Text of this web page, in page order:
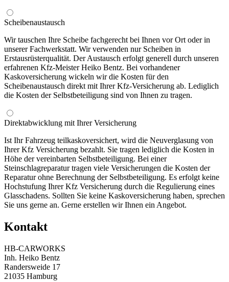
Scheibenaustausch
Wir tauschen Ihre Scheibe fachgerecht bei Ihnen vor Ort oder in
unserer Fachwerkstatt. Wir verwenden nur Scheiben in
Erstausrüsterqualität. Der Austausch erfolgt generell durch unseren
erfahrenen Kfz-Meister Heiko Bentz. Bei vorhandener
Kaskoversicherung wickeln wir die Kosten für den
Scheibenaustausch direkt mit Ihrer Kfz-Versicherung ab. Lediglich
die Kosten der Selbstbeteiligung sind von Ihnen zu tragen.
Direktabwicklung mit Ihrer Versicherung
Ist Ihr Fahrzeug teilkaskoversichert, wird die Neuverglasung von
Ihrer Kfz Versicherung bezahlt. Sie tragen lediglich die Kosten in
Höhe der vereinbarten Selbstbeteiligung. Bei einer
Steinschlagreparatur tragen viele Versicherungen die Kosten der
Reparatur ohne Berechnung der Selbstbeteiligung. Es erfolgt keine
Hochstufung Ihrer Kfz Versicherung durch die Regulierung eines
Glasschadens. Sollten Sie keine Kaskoversicherung haben, sprechen
Sie uns gerne an. Gerne erstellen wir Ihnen ein Angebot.
Kontakt
HB-CARWORKS
Inh. Heiko Bentz
Randersweide 17
21035 Hamburg